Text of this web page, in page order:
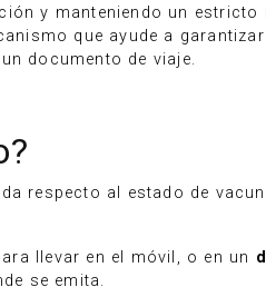
y manteniendo un
que ayude a
documento de viaje.
respecto al estado de
llevar en el móvil, o en un
se emita.